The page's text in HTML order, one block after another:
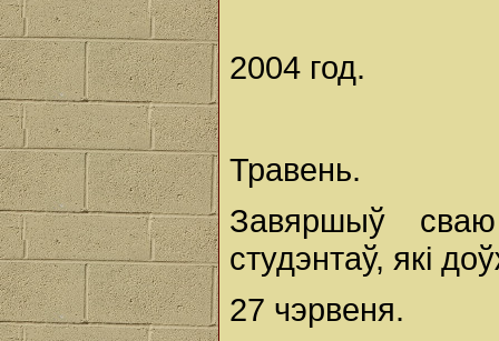
2004 год.
Травень.
Завяршыў
студэнтаў, які
27 чэрвеня.